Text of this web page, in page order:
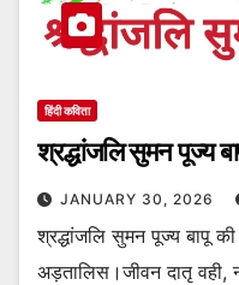
हिंदी कविता
श्रद्धांजलि सुमन पूज्य
JANUARY 30, 2026
श्रद्धांजलि सुमन पूज्य बापू
अड़तालिस।जीवन दातृ वही,